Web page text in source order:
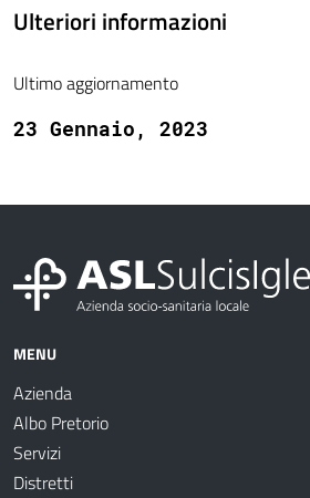
Ulteriori informazioni
Ultimo aggiornamento
23 Gennaio, 2023
MENU
Azienda
Albo Pretorio
Servizi
Distretti